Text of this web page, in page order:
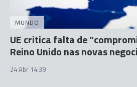
MUNDO
UE critica falta de
Reino Unido nas novas
24 Abr 14:39